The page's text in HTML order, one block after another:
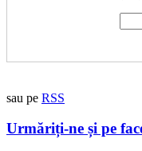
sau pe RSS
Urmăriți-ne și pe